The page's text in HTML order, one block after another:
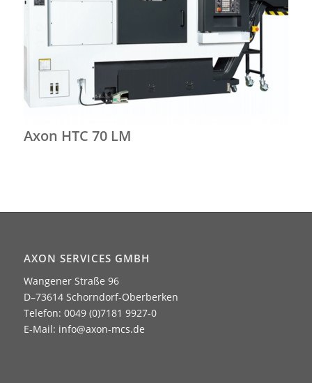
Axon HTC 70 LM
AXON SERVICES GMBH
Wangener Straße 96
D–73614 Schorndorf-Oberberken
Telefon: 0049 (0)7181 9927-0
E-Mail: info@axon-mcs.de